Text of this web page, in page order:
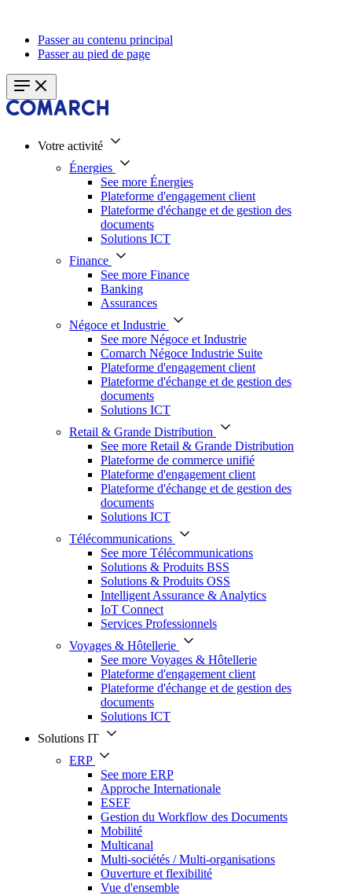
Passer au contenu principal
Passer au pied de page
Votre activité
Énergies
See more Énergies
Plateforme d'engagement client
Plateforme d'échange et de gestion des
documents
Solutions ICT
Finance
See more Finance
Banking
Assurances
Négoce et Industrie
See more Négoce et Industrie
Comarch Négoce Industrie Suite
Plateforme d'engagement client
Plateforme d'échange et de gestion des
documents
Solutions ICT
Retail & Grande Distribution
See more Retail & Grande Distribution
Plateforme de commerce unifié
Plateforme d'engagement client
Plateforme d'échange et de gestion des
documents
Solutions ICT
Télécommunications
See more Télécommunications
Solutions & Produits BSS
Solutions & Produits OSS
Intelligent Assurance & Analytics
IoT Connect
Services Professionnels
Voyages & Hôtellerie
See more Voyages & Hôtellerie
Plateforme d'engagement client
Plateforme d'échange et de gestion des
documents
Solutions ICT
Solutions IT
ERP
See more ERP
Approche Internationale
ESEF
Gestion du Workflow des Documents
Mobilité
Multicanal
Multi-sociétés / Multi-organisations
Ouverture et flexibilité
Vue d'ensemble